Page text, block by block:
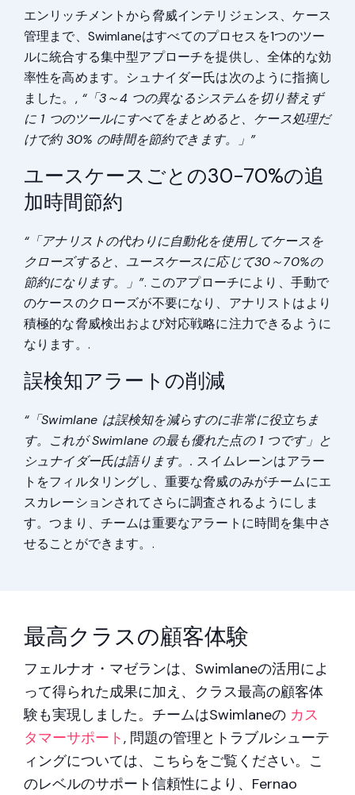
エンリッチメントから脅威インテリジェンス、ケース
管理まで、Swimlaneはすべてのプロセスを1つのツー
ルに統合する集中型アプローチを提供し、全体的な効
率性を高めます。シュナイダー氏は次のように指摘し
ました。,“「3～4 つの異なるシステムを切り替えず
に 1 つのツールにすべてをまとめると、ケース処理だ
けで約 30% の時間を節約できます。」”
ユースケースごとの30-70%の追
加時間節約
“「アナリストの代わりに自動化を使用してケースを
クローズすると、ユースケースに応じて30～70%の
節約になります。」”. このアプローチにより、手動で
のケースのクローズが不要になり、アナリストはより
積極的な脅威検出および対応戦略に注力できるように
なります。.
誤検知アラートの削減
“「Swimlane は誤検知を減らすのに非常に役立ちま
す。これが Swimlane の最も優れた点の 1 つです」と
シュナイダー氏は語ります。. スイムレーンはアラー
トをフィルタリングし、重要な脅威のみがチームにエ
スカレーションされてさらに調査されるようにしま
す。つまり、チームは重要なアラートに時間を集中さ
せることができます。.
最高クラスの顧客体験
フェルナオ・マゼランは、Swimlaneの活用によ
って得られた成果に加え、クラス最高の顧客体
験も実現しました。チームはSwimlaneの カス
タマーサポート, 問題の管理とトラブルシューテ
ィングについては、こちらをご覧ください。こ
のレベルのサポート信頼性により、Fernao